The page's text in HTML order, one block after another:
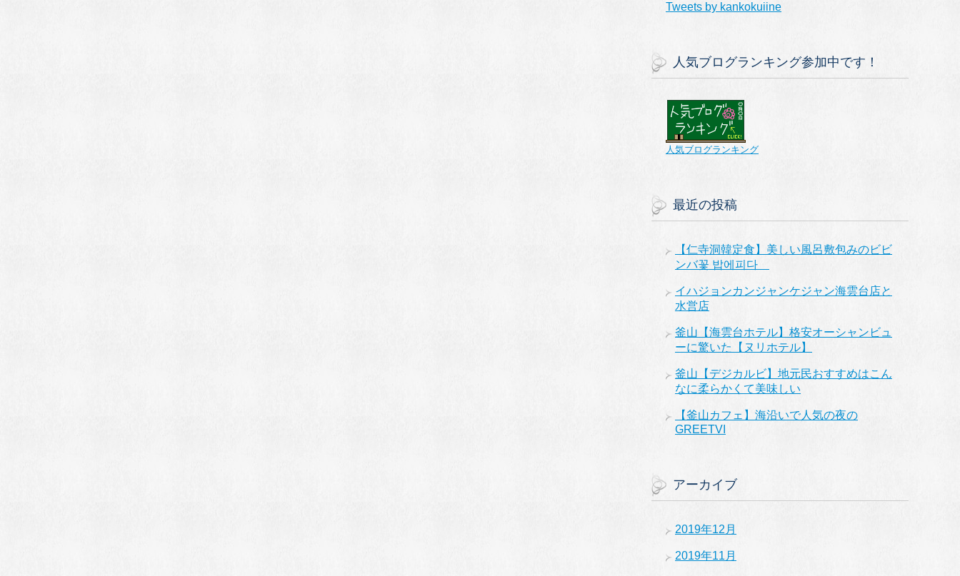
Tweets by kankokuiine
人気ブログランキング参加中です！
人気ブログランキング
最近の投稿
【仁寺洞韓定食】美しい風呂敷包みのビビ
ンバ꽃 밥에피다
イハジョンカンジャンケジャン海雲台店と
水営店
釜山【海雲台ホテル】格安オーシャンビュ
ーに驚いた【ヌリホテル】
釜山【デジカルビ】地元民おすすめはこん
なに柔らかくて美味しい
【釜山カフェ】海沿いで人気の夜の
GREETVI
アーカイブ
2019年12月
2019年11月